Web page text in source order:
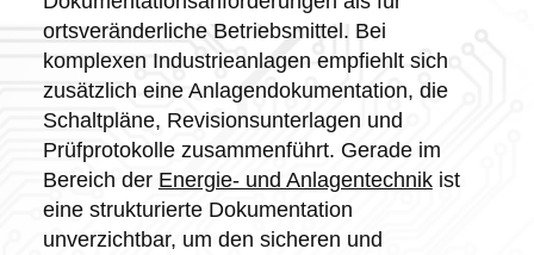
ortsveränderliche Betriebsmittel. Bei
komplexen Industrieanlagen empfiehlt sich
zusätzlich eine Anlagendokumentation, die
Schaltpläne, Revisionsunterlagen und
Prüfprotokolle zusammenführt. Gerade im
Bereich der Energie- und Anlagentechnikist
eine strukturierte Dokumentation
unverzichtbar, um den sicheren und